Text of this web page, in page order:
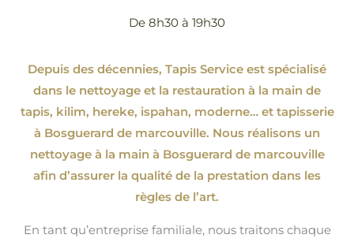
De 8h30 à 19h30
Depuis des décennies, Tapis Service est spécialisé
dans le nettoyage et la restauration à la main de
tapis, kilim, hereke, ispahan, moderne…et tapisserie
à Bosguerard de marcouville. Nous réalisons un
nettoyage à la main à Bosguerard de marcouville
afin d’assurer la qualité de la prestation dans les
règles de l’art.
En tant qu’entreprise familiale, nous traitons chaque